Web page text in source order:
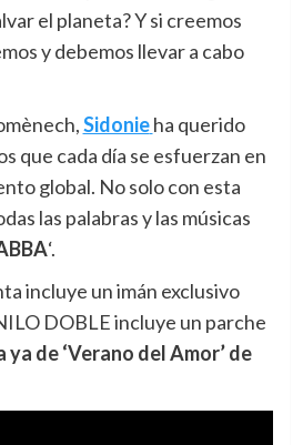
el planeta? Y si creemos
y debemos llevar a cabo
Sidonie ha querido
que cada día se esfuerzan en
global. No solo con esta
las palabras y las músicas
‘.
incluye un imán exclusivo
DOBLE incluye un parche
de ‘Verano del Amor’ de